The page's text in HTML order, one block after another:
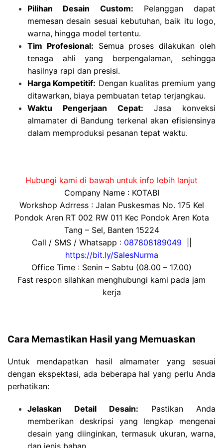
Pilihan Desain Custom: Pelanggan dapat
memesan desain sesuai kebutuhan, baik itu logo,
warna, hingga model tertentu.
Tim Profesional: Semua proses dilakukan oleh
tenaga ahli yang berpengalaman, sehingga
hasilnya rapi dan presisi.
Harga Kompetitif: Dengan kualitas premium yang
ditawarkan, biaya pembuatan tetap terjangkau.
Waktu Pengerjaan Cepat: Jasa konveksi
almamater di Bandung terkenal akan efisiensinya
dalam memproduksi pesanan tepat waktu.
Hubungi kami di bawah untuk info lebih lanjut
Company Name : KOTABI
Workshop Adrress : Jalan Puskesmas No. 175 Kel
Pondok Aren RT 002 RW 011 Kec Pondok Aren Kota
Tang – Sel, Banten 15224
Call / SMS / Whatsapp : 087808189049
https://bit.ly/SalesNurma
Office Time : Senin – Sabtu (08.00 – 17.00)
Fast respon silahkan menghubungi kami pada jam
kerja
Cara Memastikan Hasil yang Memuaskan
Untuk mendapatkan hasil almamater yang sesuai
dengan ekspektasi, ada beberapa hal yang perlu Anda
perhatikan:
Jelaskan Detail Desain: Pastikan Anda
memberikan deskripsi yang lengkap mengenai
desain yang diinginkan, termasuk ukuran, warna,